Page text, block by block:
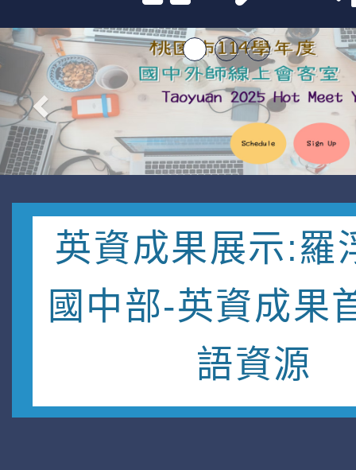
英資成果展示:羅
國中部-英資成果
語資源